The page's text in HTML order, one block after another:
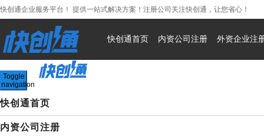
快创通企业服务平台！ 提供一站式解决方案！注册公司关注快创通，让您省心！
快创通首页 内资公司注册 外资企业注
Toggle
navigation
快创通首页
内资公司注册